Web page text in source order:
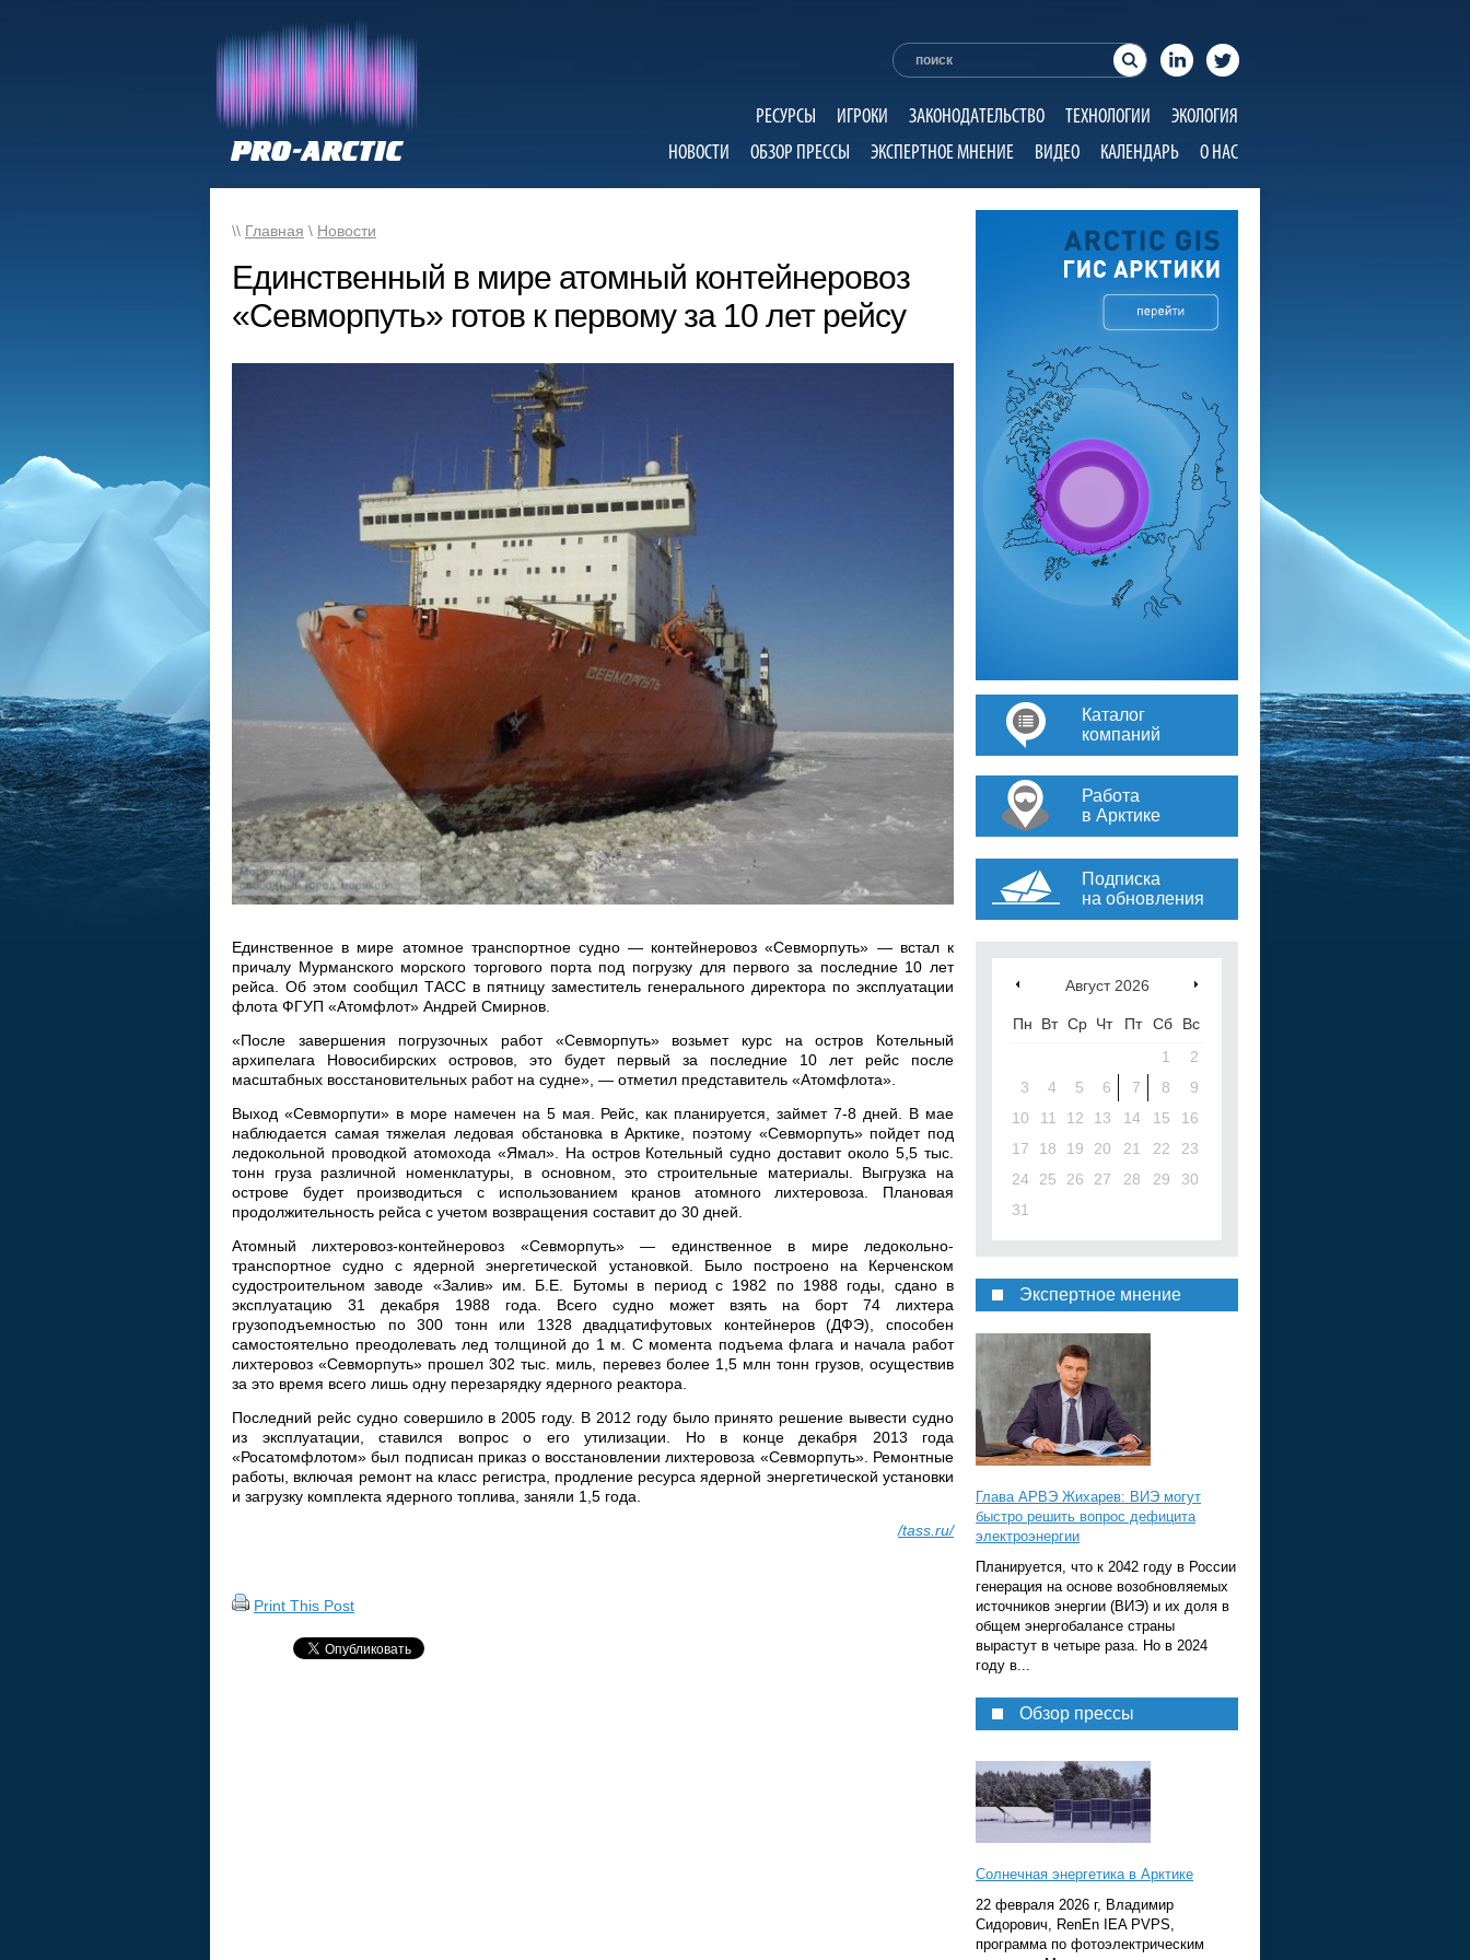
РЕСУРСЫ ИГРОКИ ЗАКОНОДАТЕЛЬСТВО ТЕХНОЛОГИИ
ЭКОЛОГИЯ
НОВОСТИ
ОБЗОР ПРЕССЫ ЭКСПЕРТНОЕ МНЕНИЕ ВИДЕО КАЛЕНДАРЬ О НАС
\\ Главная \ Новости
Единственный в мире атомный контейнеровоз
«Севморпуть» готов к первому за 10 лет рейсу
Единственное в мире атомное транспортное судно — контейнеровоз «Севморпуть» — встал к
причалу Мурманского морского торгового порта под погрузку для первого за последние 10 лет
рейса. Об этом сообщил ТАСС в пятницу заместитель генерального директора по эксплуатации
флота ФГУП «Атомфлот» Андрей Смирнов.
«После завершения погрузочных работ «Севморпуть» возьмет курс на остров Котельный
архипелага Новосибирских островов, это будет первый за последние 10 лет рейс после
масштабных восстановительных работ на судне», — отметил представитель «Атомфлота».
Выход «Севморпути» в море намечен на 5 мая. Рейс, как планируется, займет 7-8 дней. В мае
наблюдается самая тяжелая ледовая обстановка в Арктике, поэтому «Севморпуть» пойдет под
ледокольной проводкой атомохода «Ямал». На остров Котельный судно доставит около 5,5 тыс.
тонн груза различной номенклатуры, в основном, это строительные материалы. Выгрузка на
острове будет производиться с использованием кранов атомного лихтеровоза. Плановая
продолжительность рейса с учетом возвращения составит до 30 дней.
Атомный лихтеровоз-контейнеровоз «Севморпуть» — единственное в мире ледокольно-
транспортное судно с ядерной энергетической установкой. Было построено на Керченском
судостроительном заводе «Залив» им. Б.Е. Бутомы в период с 1982 по 1988 годы, сдано в
эксплуатацию 31 декабря 1988 года. Всего судно может взять на борт 74 лихтера
грузоподъемностью по 300 тонн или 1328 двадцатифутовых контейнеров (ДФЭ), способен
самостоятельно преодолевать лед толщиной до 1 м. С момента подъема флага и начала работ
лихтеровоз «Севморпуть» прошел 302 тыс. миль, перевез более 1,5 млн тонн грузов, осуществив
за это время всего лишь одну перезарядку ядерного реактора.
Последний рейс судно совершило в 2005 году. В 2012 году было принято решение вывести судно
из эксплуатации, ставился вопрос о его утилизации. Но в конце декабря 2013 года
«Росатомфлотом» был подписан приказ о восстановлении лихтеровоза «Севморпуть». Ремонтные
работы, включая ремонт на класс регистра, продление ресурса ядерной энергетической установки
и загрузку комплекта ядерного топлива, заняли 1,5 года.
/tass.ru/
Print This Post
Каталог
компаний
Работа
в Арктике
Подписка
на обновления
Август 2026
Пн Вт Ср Чт Пт Сб
Вс
1
2
3
4 5 6 7 8
9
10
11 12 13 14 15
16
17
18 19 20 21 22
23
24
25 26 27 28 29
30
31
Экспертное мнение
Глава АРВЭ Жихарев: ВИЭ могут
быстро решить вопрос дефицита
электроэнергии
Планируется, что к 2042 году в России
генерация на основе возобновляемых
источников энергии (ВИЭ) и их доля в
общем энергобалансе страны
вырастут в четыре раза. Но в 2024
году в...
Обзор прессы
Солнечная энергетика в Арктике
22 февраля 2026 г, Владимир
Сидорович, RenEn IEA PVPS,
программа по фотоэлектрическим